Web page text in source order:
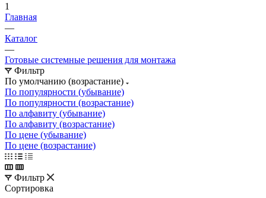
1
Главная
—
Каталог
—
Готовые системные решения для монтажа
Фильтр
По умолчанию (возрастание)
По популярности (убывание)
По популярности (возрастание)
По алфавиту (убывание)
По алфавиту (возрастание)
По цене (убывание)
По цене (возрастание)
Фильтр
Сортировка